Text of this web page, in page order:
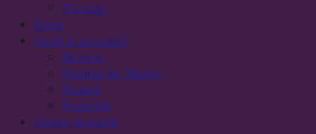
Tricouri
Fuste
Genti si accesorii
Borsete
Pachete de Martie
Pantofi
Portofele
Gulere si esarfe